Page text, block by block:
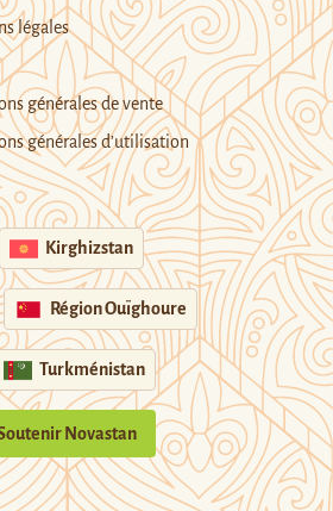
légales
générales de vente
générales d’utilisation
Kirghizstan
Région Ouïghoure
Turkménistan
Novastan